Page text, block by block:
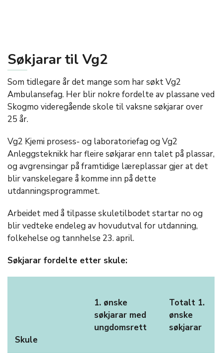
Søkjarar til Vg2
Som tidlegare år det mange som har søkt Vg2
Ambulansefag. Her blir nokre fordelte av plassane ved
Skogmo videregående skole til vaksne søkjarar over
25 år.
Vg2 Kjemi prosess- og laboratoriefag og Vg2
Anleggsteknikk har fleire søkjarar enn talet på plassar,
og avgrensingar på framtidige læreplassar gjer at det
blir vanskelegare å komme inn på dette
utdanningsprogrammet.
Arbeidet med å tilpasse skuletilbodet startar no og
blir vedteke endeleg av hovudutval for utdanning,
folkehelse og tannhelse 23. april.
Søkjarar fordelte etter skule:
Skule
1. ønske
søkjarar med
ungdomsrett
Totalt 1.
ønske
søkjarar